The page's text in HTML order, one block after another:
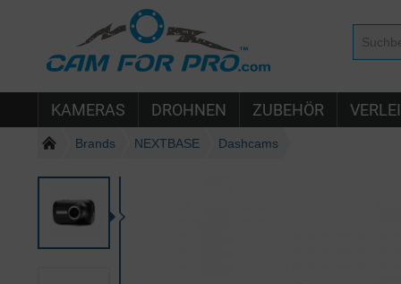
KAMERAS DROHNEN ZUBEHÖR
Brands NEXTBASE Dashcams